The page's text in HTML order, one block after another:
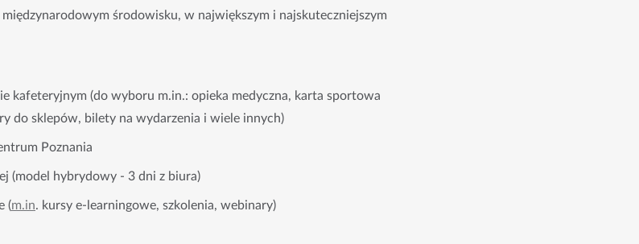
środowisku, w największym i najskuteczniejszym
kafeteryjnym (do wyboru m.in.: opieka medyczna, karta sportowa
do sklepów, bilety na wydarzenia i wiele innych)
Poznania
(model hybrydowy - 3 dni z biura)
(m.in. kursy e-learningowe, szkolenia, webinary)